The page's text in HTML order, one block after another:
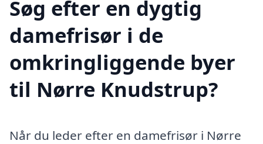
Søg efter en dygtig
damefrisør i de
omkringliggende byer
til Nørre Knudstrup?
Når du leder efter en damefrisør i Nørre